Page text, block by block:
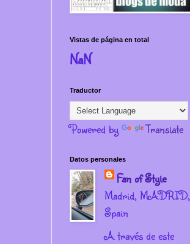
Vistas de página en total
NaN
Traductor
Powered by Translate
Datos personales
Fan of Style
Madrid, MADRID,
Spain
A través de este